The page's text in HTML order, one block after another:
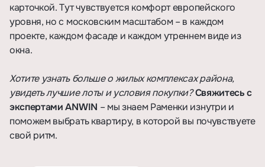
карточкой. Тут чувствуется комфорт европейского
уровня, но с московским масштабом – в каждом
проекте, каждом фасаде и каждом утреннем виде из
окна.
Хотите узнать больше о жилых комплексах района,
увидеть лучшие лоты и условия покупки?Свяжитесь с
экспертами ANWIN – мы знаем Раменки изнутри и
поможем выбрать квартиру, в которой вы почувствуете
свой ритм.